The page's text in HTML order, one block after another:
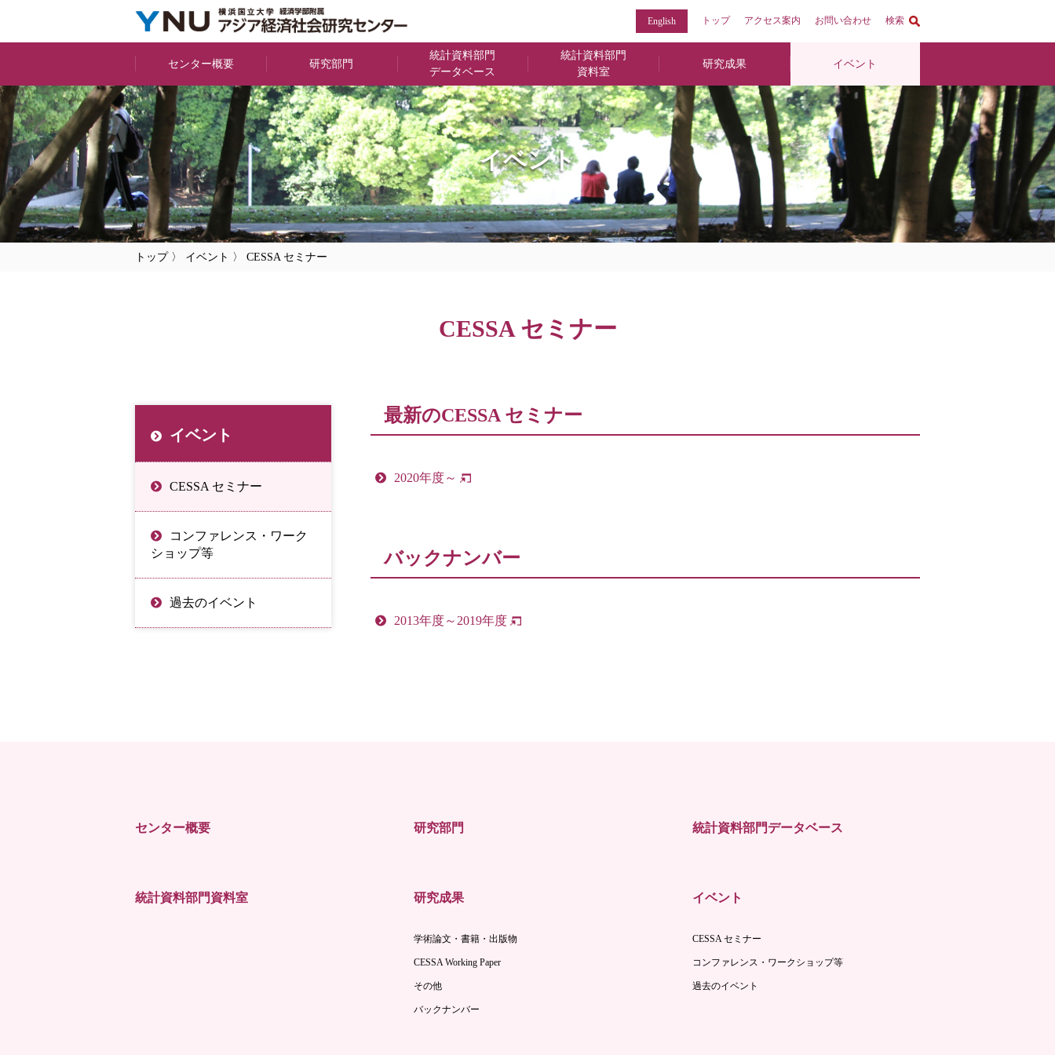
English トップ アクセス案内 お問い合わせ 検索
センター概要 研究部門
統計資料部門
データベース
統計資料部門
資料室
研究成果 イベント
イベント
トップ〉 イベント 〉 CESSA セミナー
CESSA セミナー
最新のCESSA セミナー
2020年度～
バックナンバー
2013年度～2019年度
イベント
CESSA セミナー
コンファレンス・ワーク
ショップ等
過去のイベント
センター概要 研究部門 統計資料部門データベース
統計資料部門資料室 研究成果
学術論文・書籍・出版物
CESSA Working Paper
その他
バックナンバー
イベント
CESSA セミナー
コンファレンス・ワークショップ等
過去のイベント